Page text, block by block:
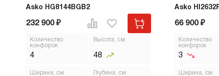
Asko HG8144BGB2
232 900 ₽
Количество
конфорок
4
Высота, см
48
Ширина, см Глубина, см
Asko
66 900 ₽
Количество
конфорок
3
Ширина, см